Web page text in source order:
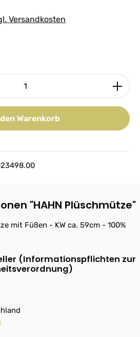
Versandkosten
den gewünschten Wert ein
Warenkorb
"HAHN Plüschmütze"
mit Füßen - KW ca. 59cm - 100%
(Informationspflichten zur